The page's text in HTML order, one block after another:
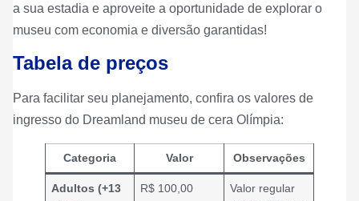
a sua estadia e aproveite a oportunidade de explorar o
museu com economia e diversão garantidas!
Tabela de preços
Para facilitar seu planejamento, confira os valores de
ingresso do Dreamland museu de cera Olímpia:
Categoria Valor Observações
Adultos (+13
R$ 100,00
Valor regular